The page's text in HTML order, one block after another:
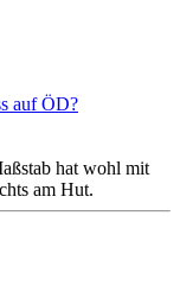
auf ÖD?
hat wohl mit
am Hut.